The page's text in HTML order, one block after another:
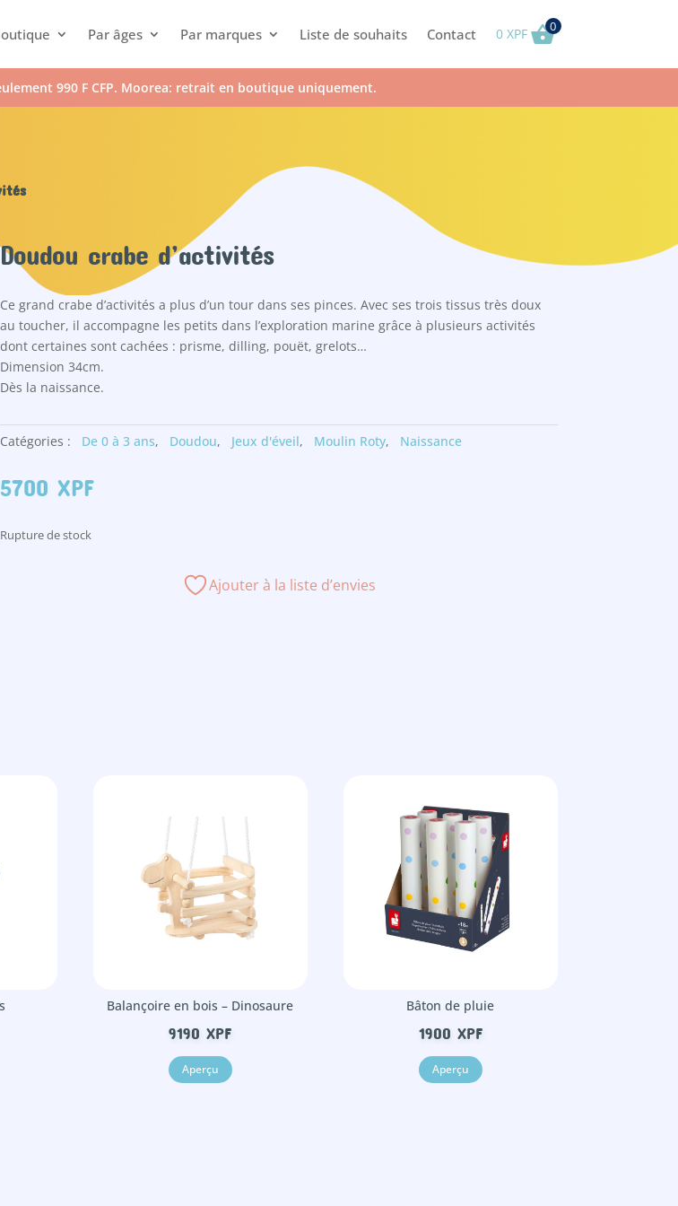
Par âges Par marques Liste de souhaits Contact 0 XPF 0
990 F CFP. Moorea: retrait en boutique uniquement.
Doudou crabe d’activités
Ce grand crabe d’activités a plus d’un tour dans ses pinces. Avec ses trois tissus très doux
au toucher, il accompagne les petits dans l’exploration marine grâce à plusieurs activités
dont certaines sont cachées : prisme, dilling, pouët, grelots…
Dimension 34cm.
Dès la naissance.
Catégories : De 0 à 3 ans, Doudou, Jeux d'éveil, Moulin Roty, Naissance
5700XPF
Rupture de stock
Ajouter à la liste d’envies
Balançoire en bois – Dinosaure
9190XPF
Aperçu
Bâton de pluie
1900 XPF
Aperçu